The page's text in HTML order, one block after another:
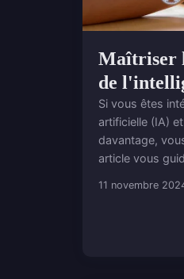
Maîtriser
de
Si vous êtes
artificielle (IA)
davantage,
article vous
11 novembre